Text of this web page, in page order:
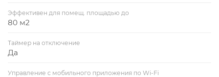
Эффективен для помещ. площадью до
80 м2
Таймер на отключение
Да
Управление c мобильного приложения по Wi-Fi